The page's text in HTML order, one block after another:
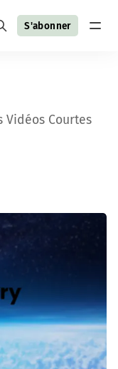
S'abonner
Vidéos Courtes